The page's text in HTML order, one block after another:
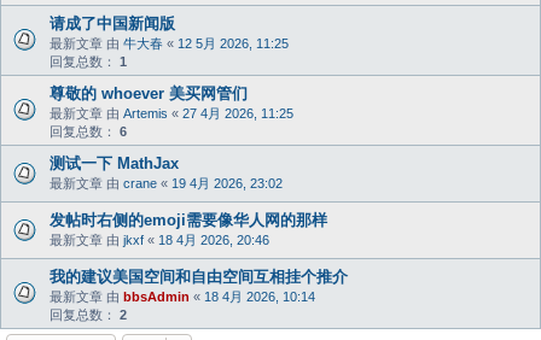
请成了中国新闻版
最新文章 由 牛大春 « 12 5月 2026, 11:25
回复总数： 1
尊敬的 whoever 美买网管们
最新文章 由 Artemis « 27 4月 2026, 11:25
回复总数： 6
测试一下 MathJax
最新文章 由 crane « 19 4月 2026, 23:02
发帖时右侧的emoji需要像华人网的那样
最新文章 由 jkxf « 18 4月 2026, 20:46
我的建议美国空间和自由空间互相挂个推介
最新文章 由 bbsAdmin « 18 4月 2026, 10:14
回复总数： 2